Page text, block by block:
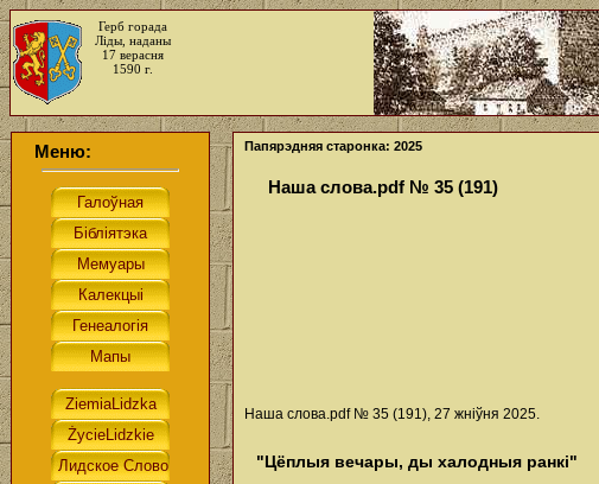
Герб горада
Ліды, наданы
17 верасня
1590 г.
Меню: Папярэдняя старонка: 2025
Наша слова.pdf № 35 (191)
Наша слова.pdf № 35 (191), 27 жніўня 2025.
"Цёплыя вечары, ды халодныя ранкі"